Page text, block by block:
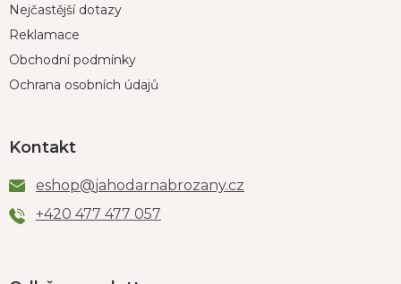
Nejčastější dotazy
Reklamace
Obchodní podmínky
Ochrana osobních údajů
Kontakt
eshop@jahodarnabrozany.cz
+420 477 477 057